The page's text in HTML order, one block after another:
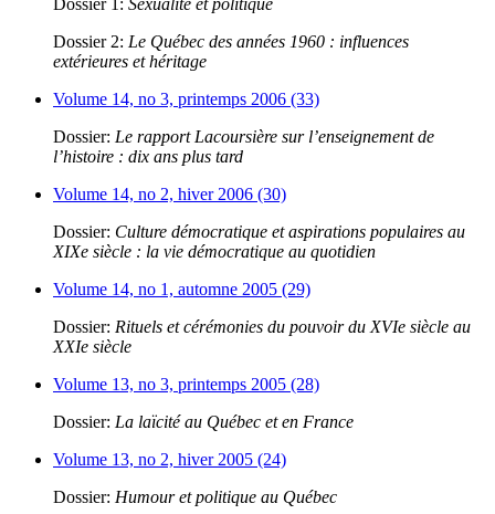
Dossier 2: Le Québec des années 1960 : influences
extérieures et héritage
Volume 14, no 3, printemps 2006 (33)
Dossier: Le rapport Lacoursière sur l’enseignement de
l’histoire : dix ans plus tard
Volume 14, no 2, hiver 2006 (30)
Dossier: Culture démocratique et aspirations populaires au
XIXe siècle : la vie démocratique au quotidien
Volume 14, no 1, automne 2005 (29)
Dossier: Rituels et cérémonies du pouvoir du XVIe siècle au
XXIe siècle
Volume 13, no 3, printemps 2005 (28)
Dossier: La laïcité au Québec et en France
Volume 13, no 2, hiver 2005 (24)
Dossier: Humour et politique au Québec